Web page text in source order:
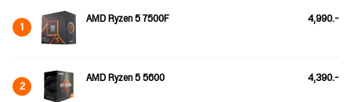
1 AMD Ryzen 5 7500F 4,990.-
2 AMD Ryzen 5 5600 4,390.-